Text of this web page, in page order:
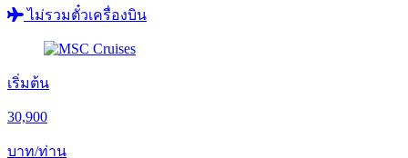
ไม่รวมตั๋วเครื่องบิน
เริ่มต้น
30,900
บาท/ท่าน